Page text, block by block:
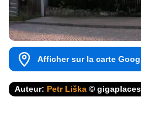
Afficher sur la carte
Auteur: Petr Liška ©